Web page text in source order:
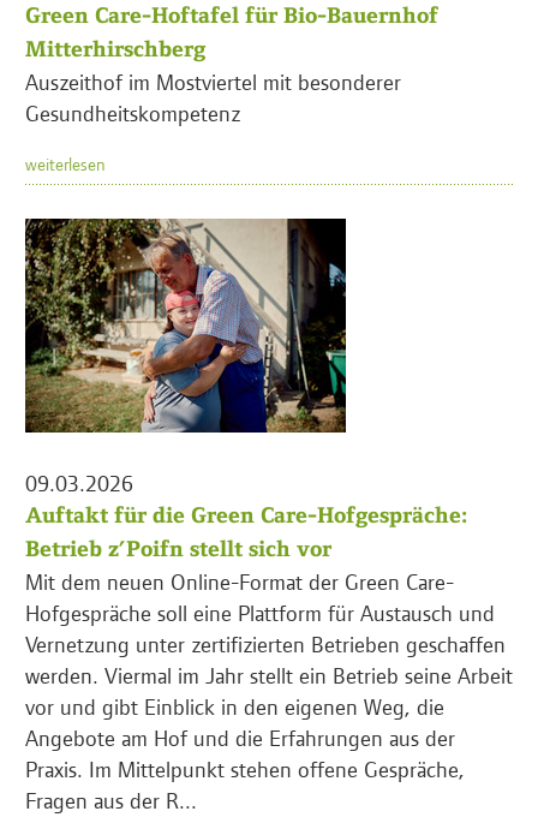
Green Care-Hoftafel für Bio-Bauernhof
Mitterhirschberg
Auszeithof im Mostviertel mit besonderer
Gesundheitskompetenz
weiterlesen
09.03.2026
Auftakt für die Green Care-Hofgespräche:
Betrieb z’Poifn stellt sich vor
Mit dem neuen Online-Format der Green Care-
Hofgespräche soll eine Plattform für Austausch und
Vernetzung unter zertifizierten Betrieben geschaffen
werden. Viermal im Jahr stellt ein Betrieb seine Arbeit
vor und gibt Einblick in den eigenen Weg, die
Angebote am Hof und die Erfahrungen aus der
Praxis. Im Mittelpunkt stehen offene Gespräche,
Fragen aus der R...